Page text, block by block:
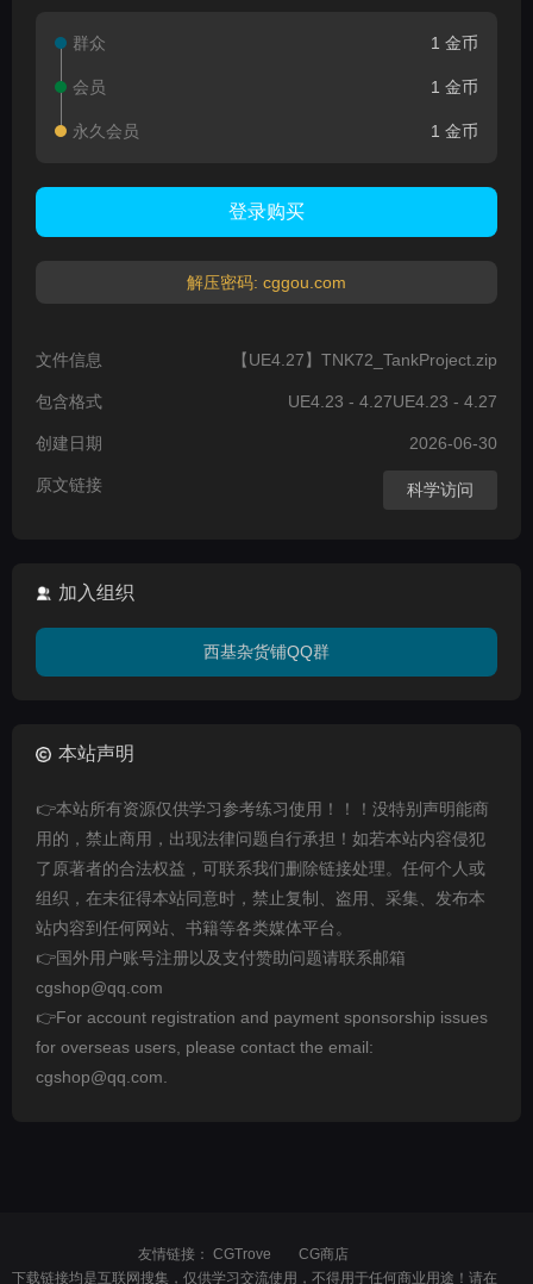
群众 1 金币
会员 1 金币
永久会员 1 金币
登录购买
解压密码: cggou.com
文件信息 【UE4.27】TNK72_TankProject.zip
包含格式 UE4.23 - 4.27UE4.23 - 4.27
创建日期 2026-06-30
原文链接 科学访问
加入组织
西基杂货铺QQ群
本站声明
👉本站所有资源仅供学习参考练习使用！！！没特别声明能商
用的，禁止商用，出现法律问题自行承担！如若本站内容侵犯
了原著者的合法权益，可联系我们删除链接处理。任何个人或
组织，在未征得本站同意时，禁止复制、盗用、采集、发布本
站内容到任何网站、书籍等各类媒体平台。
👉国外用户账号注册以及支付赞助问题请联系邮箱
cgshop@qq.com
👉For account registration and payment sponsorship issues
for overseas users, please contact the email:
cgshop@qq.com.
友情链接： CGTrove
CG商店
下载链接均是互联网搜集，仅供学习交流使用，不得用于任何商业用途！请在